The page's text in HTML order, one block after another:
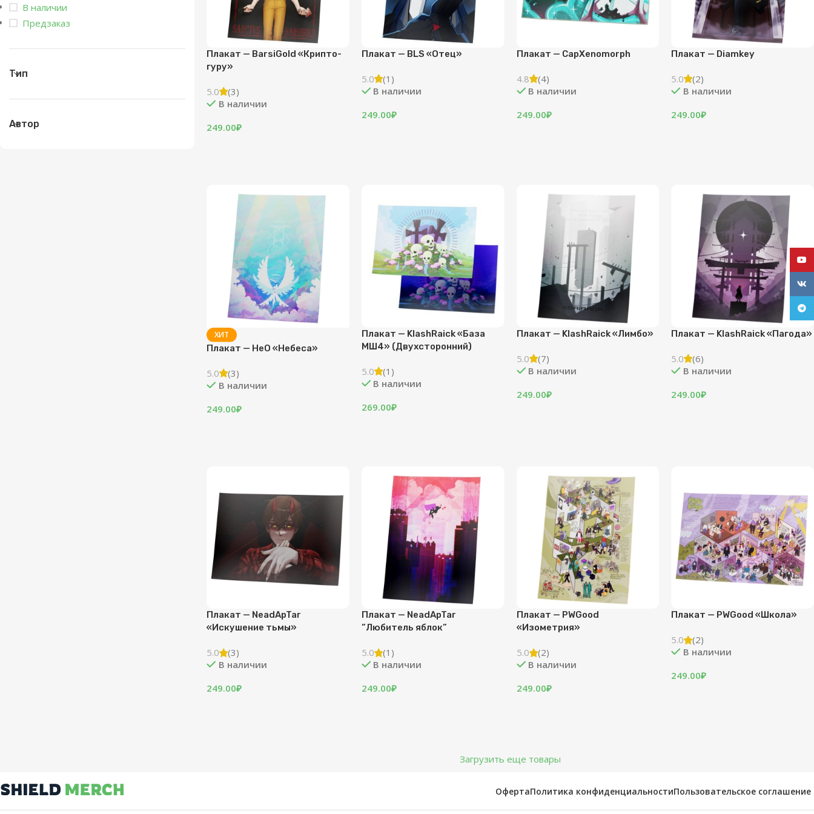
В наличии
Предзаказ
Тип
Автор
Плакат — BarsiGold «Крипто-
гуру»
5.0
(3)
В наличии
249.00₽
Плакат — BLS «Отец»
5.0
(1)
В наличии
249.00₽
Плакат — CapXenomorph
4.8
(4)
В наличии
249.00₽
Плакат — Diamkey
5.0
(2)
В наличии
249.00₽
ХИТ
Плакат — HeO «Небеса»
5.0
(3)
В наличии
249.00₽
Плакат — KlashRaick «База
МШ4» (Двухсторонний)
5.0
(1)
В наличии
269.00₽
Плакат — KlashRaick «Лимбо»
5.0
(7)
В наличии
249.00₽
Плакат — KlashRaick «Пагода»
5.0
(6)
В наличии
249.00₽
Плакат — NeadApTar
«Искушение тьмы»
5.0
(3)
В наличии
249.00₽
Плакат — NeadApTar
”Любитель яблок”
5.0
(1)
В наличии
249.00₽
Плакат — PWGood
«Изометрия»
5.0
(2)
В наличии
249.00₽
Плакат — PWGood «Школа»
5.0
(2)
В наличии
249.00₽
Загрузить еще товары
ОфертаПолитика конфиденциальностиПользовательское соглашение
VK